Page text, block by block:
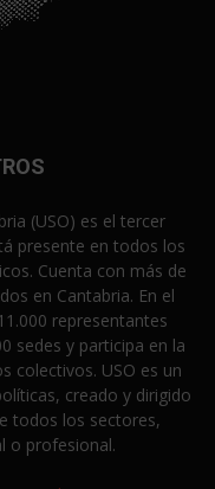
(USO) es el tercer
presente en todos los
Cuenta con más de
en Cantabria. En el
representantes
sedes y participa en la
colectivos. USO es un
creado y dirigido
todos los sectores,
o profesional.